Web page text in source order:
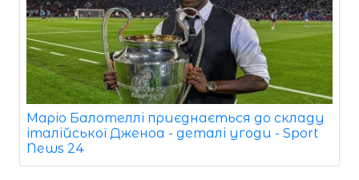
Маріо Балотеллі приєднається до складу
італійської Дженоа - деталі угоди - Sport
News 24